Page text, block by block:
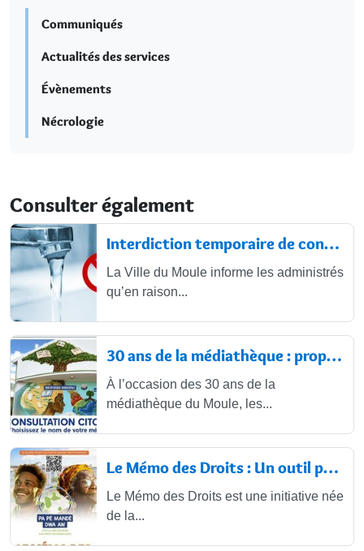
Communiqués
Actualités des services
Évènements
Nécrologie
Consulter également
Interdiction temporaire de consommation
La Ville du Moule informe les administrés
qu’en raison...
30 ans de la médiathèque : proposez...
À l’occasion des 30 ans de la
médiathèque du Moule, les...
Le Mémo des Droits : Un outil pour...
Le Mémo des Droits est une initiative née
de la...